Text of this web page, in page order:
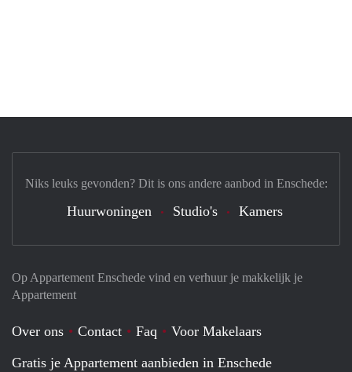
Op Appartement Enschede vind en verhuur je makkelijk je
Appartement
Over ons Contact Faq
Voor Makelaars
Gratis je Appartement aanbieden in Enschede
Niks leuks gevonden? Dit is ons andere aanbod in Enschede:
Huurwoningen Studio's Kamers